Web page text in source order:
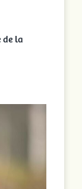
de la